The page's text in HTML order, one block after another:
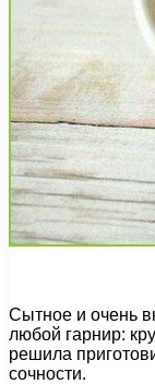
Сытное и очень
любой гарнир:
решила
сочности.